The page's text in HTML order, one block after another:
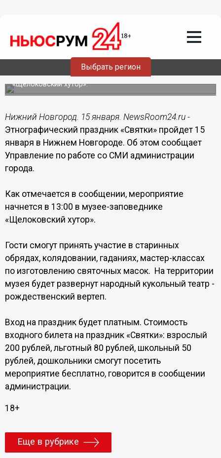
Выбрать регион
Этнографический праздник «Святки»
состоится 15 января в Нижнем
Новгороде
Мероприятие состоится в музее-заповеднике
«Щелоковский хутор».
Нижний Новгород. 15 января. NewsRoom24.ru -
Этнографический праздник «Святки» пройдет 15
января в Нижнем Новгороде. Об этом сообщает
Управление по работе со СМИ администрации
города.
Как отмечается в сообщении, мероприятие
начнется в 13:00 в музее-заповеднике
«Щелоковский хутор».
Гости смогут принять участие в старинных
обрядах, колядовании, гаданиях, мастер-классах
по изготовлению святочных масок. На территории
музея будет развернут народный кукольный театр -
рождественский вертеп.
Вход на праздник будет платным. Стоимость
входного билета на праздник «Святки»: взрослый
200 рублей, льготный 80 рублей, школьный 50
рублей, дошкольники смогут посетить
мероприятие бесплатно, говорится в сообщении
администрации.
18+
Еще в рубрике